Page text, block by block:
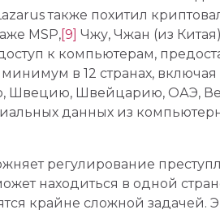
также похитил
MSP,[9] Чжу, Чжан (из
к компьютерам,
в 12 странах, включая
Швейцарию, ОАЭ,
данных из
регулирование
находиться в одной
крайне сложной задачей.